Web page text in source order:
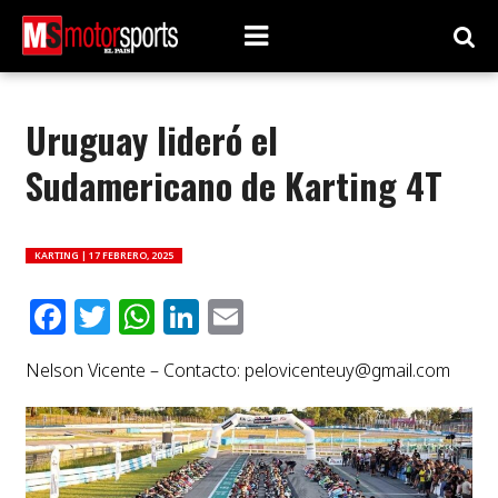
Uruguay lideró el
Sudamericano de Karting 4T
KARTING | 17 FEBRERO, 2025
Facebook
Twitter
WhatsApp
LinkedIn
Email
Nelson Vicente – Contacto: pelovicenteuy@gmail.com